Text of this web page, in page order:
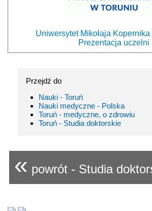
Uniwersytet Mikołaja Kopernika
Prezentacja uczelni
Przejdź do
Nauki - Toruń
Nauki medyczne - Polska
Toruń - medyczne, o zdrowiu
Toruń - Studia doktorskie
« powrót - Studia